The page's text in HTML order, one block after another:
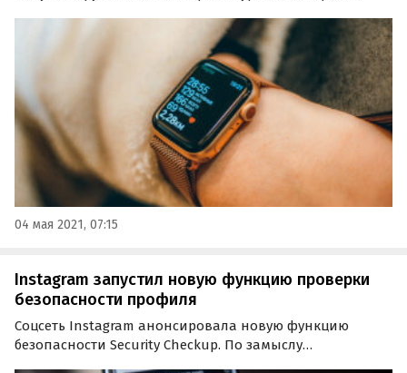
документы Комиссии США по ценным бумагам и
биржам (SEC) о тесных деловых отношениях компании
04 мая 2021, 07:15
Instagram запустил новую функцию проверки
безопасности профиля
Соцсеть Instagram анонсировала новую функцию
безопасности Security Checkup. По замыслу